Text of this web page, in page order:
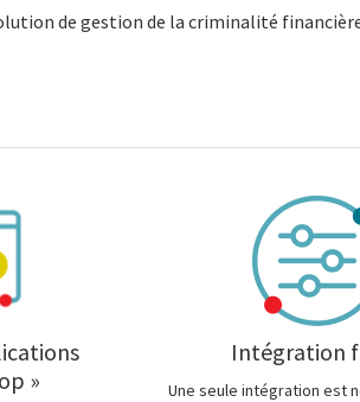
de gestion de la criminalité
»
Intégration
Une seule intégration est